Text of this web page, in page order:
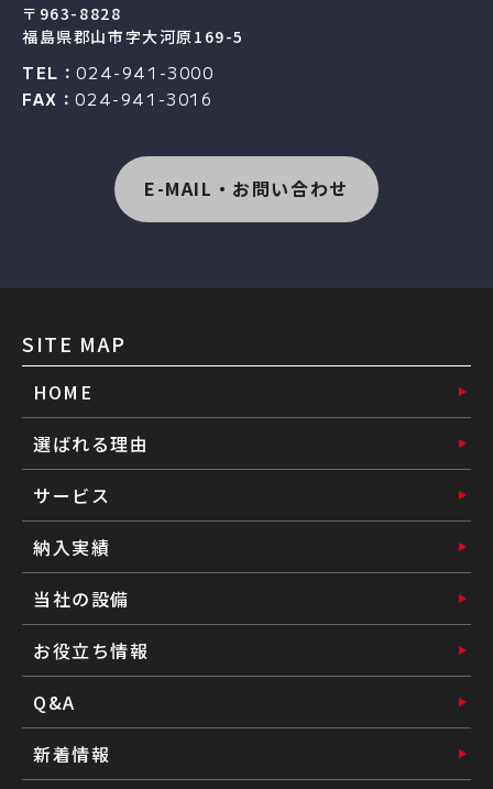
〒963-8828
福島県郡山市字大河原169-5
TEL：024-941-3000
FAX：024-941-3016
E-MAIL・お問い合わせ
SITE MAP
HOME
選ばれる理由
サービス
納入実績
当社の設備
お役立ち情報
Q&A
新着情報